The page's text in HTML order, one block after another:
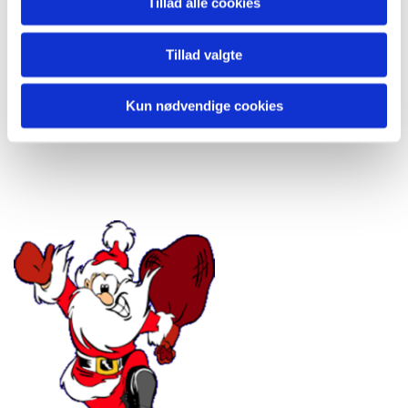
Tillad valgte
Kun nødvendige cookies
Helsingør Koret
Helsingør Håndværkersangforening
Helsingør Kvindekor